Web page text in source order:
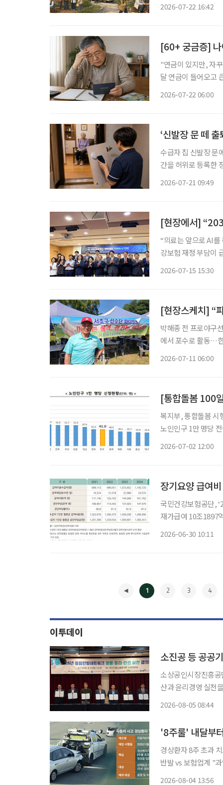
2026-07-22 16:42
[60+ 궁금증] 나
"연금이 있지만, 자꾸 불안해요." 은퇴 후 가장 많이 큰 걱
달 연금이 들어오고
2026-07-22 06:00
‘신발장 문 떼
수급자 집 신발장 문
간을 허위로 등록한
2026-07-21 09:49
“의료는 앞으로 AI를 하지
강보험 재정 부담이
2026-07-15 15:30
[현장스케치] “
박해종 전 프로야구선
에서 포수로 활동…
2026-07-11 06:00
[통합돌봄 100
복지부, 통합돌봄 시
노인인구 1만 명당 전국 평균 41.0
2026-07-02 12:00
장기요양 급여
국민건강보험공단,
재가급여 10조1897
2026-06-30 10:11
1 2 3 4
이투데이
소진공 등 공공
소상공인시장진흥
산과 윤리경영 실천을 위한 공
2026-08-05 08:44
'8주룰' 내달부
경상환자 8주 초과
반발 vs 보험업계 "과잉진료 차단" 자동차보험 경상 환
2026-08-04 13:56